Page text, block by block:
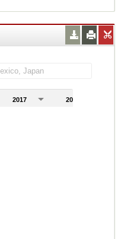
2017 2018